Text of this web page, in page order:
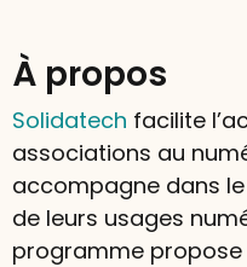
À propos
Solidatech facilite
associations au
accompagne dans
de leurs usages
programme